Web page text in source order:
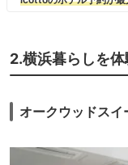
2.横浜暮らしを
オークウッドスイ